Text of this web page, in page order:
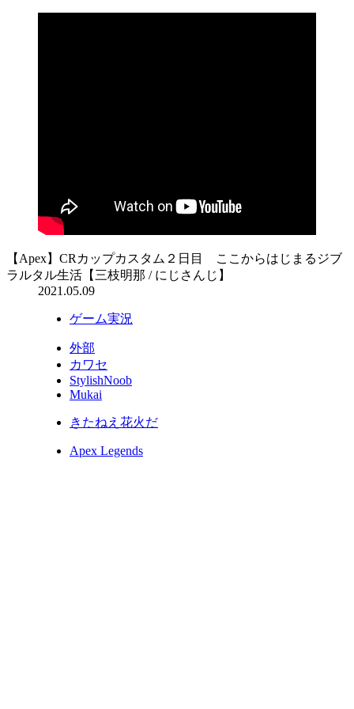
【Apex】CRカップカスタム２日目 ここからはじまるジブ
ラルタル生活【三枝明那 / にじさんじ】
2021.05.09
ゲーム実況
外部
カワセ
StylishNoob
Mukai
きたねえ花火だ
Apex Legends